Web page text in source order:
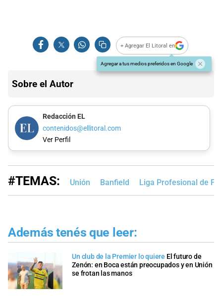
+ Agregar El Litoral en
Agregar a tus medios preferidos en Google
Sobre el Autor
Redacción EL
contenidos@ellitoral.com
Ver Perfil
#TEMAS: Unión Banfield Liga Profesional de
Además tenés que leer:
Un club de la Premier lo quiere El futuro de
Zenón: en Boca están preocupados y en Unión
se frotan las manos